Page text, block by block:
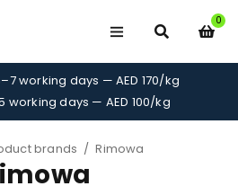
0
working days — AED 170/kg
working days — AED 100/kg
brands / Rimowa